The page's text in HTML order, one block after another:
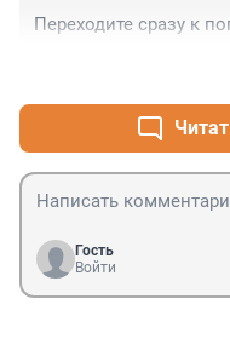
Переходите сразу к
Гость
Войти